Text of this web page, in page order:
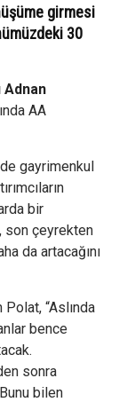
girmesi
30
Adnan
AA
gayrimenkul
bir
son çeyrekten
da artacağını
“Aslında
bence
sonra
bilen